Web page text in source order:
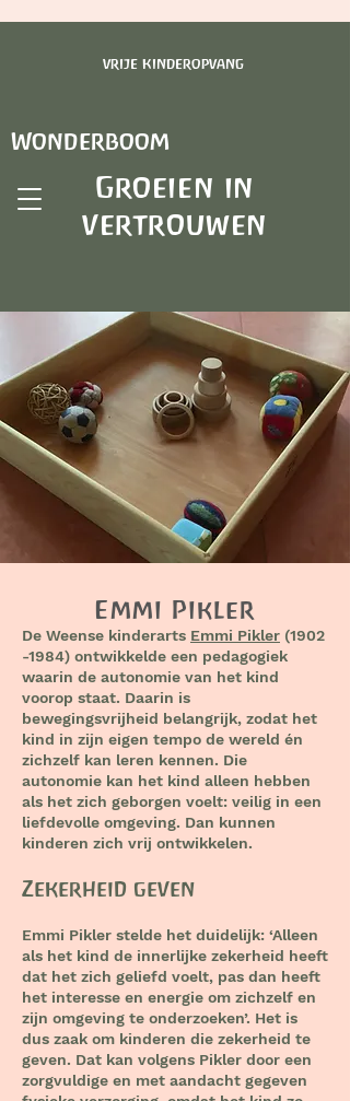
vrije kinderopvang
Wonderboom
Groeien in
vertrouwen
Emmi Pikler
De Weense kinderarts Emmi Pikler (1902
-1984) ontwikkelde een pedagogiek
waarin de autonomie van het kind
voorop staat. Daarin is
bewegingsvrijheid belangrijk, zodat het
kind in zijn eigen tempo de wereld én
zichzelf kan leren kennen. Die
autonomie kan het kind alleen hebben
als het zich geborgen voelt: veilig in een
liefdevolle omgeving. Dan kunnen
kinderen zich vrij ontwikkelen.
Zekerheid geven
Emmi Pikler stelde het duidelijk: ‘Alleen
als het kind de innerlijke zekerheid heeft
dat het zich geliefd voelt, pas dan heeft
het interesse en energie om zichzelf en
zijn omgeving te onderzoeken’. Het is
dus zaak om kinderen die zekerheid te
geven. Dat kan volgens Pikler door een
zorgvuldige en met aandacht gegeven